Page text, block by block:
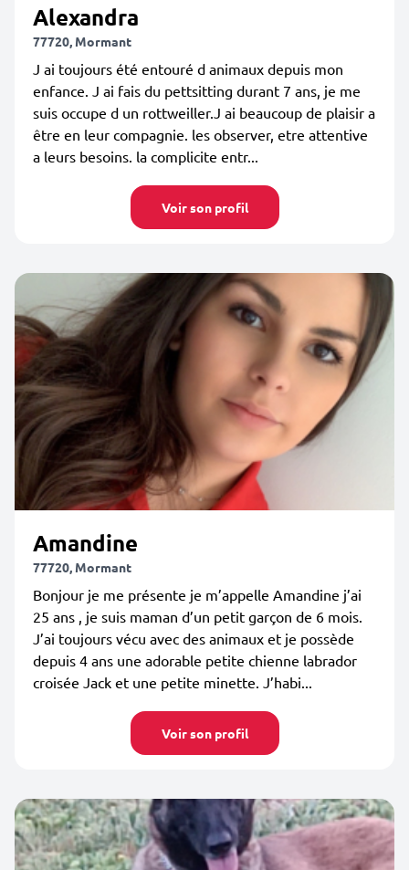
Alexandra
77720, Mormant
J ai toujours été entouré d animaux depuis mon
enfance. J ai fais du pettsitting durant 7 ans, je me
suis occupe d un rottweiller.J ai beaucoup de plaisir a
être en leur compagnie. les observer, etre attentive
a leurs besoins. la complicite entr...
Voir son profil
Amandine
77720, Mormant
Bonjour je me présente je m’appelle Amandine j’ai
25 ans , je suis maman d’un petit garçon de 6 mois.
J’ai toujours vécu avec des animaux et je possède
depuis 4 ans une adorable petite chienne labrador
croisée Jack et une petite minette. J’habi...
Voir son profil